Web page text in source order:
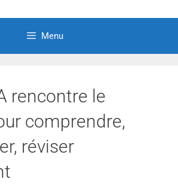
Menu
rencontre le
comprendre,
réviser